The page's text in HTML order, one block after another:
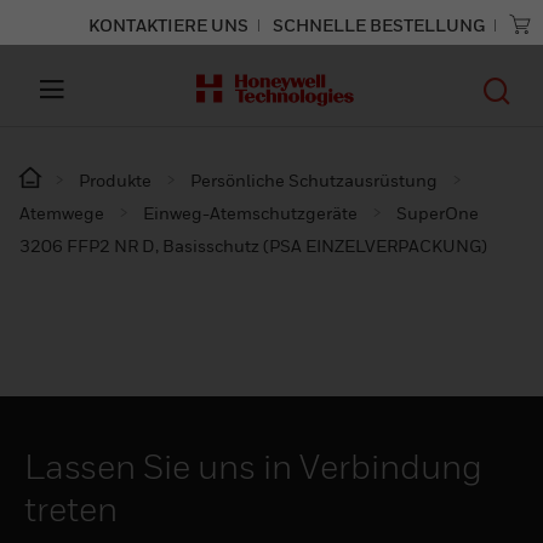
KONTAKTIERE UNS SCHNELLE BESTELLUNG
Produkte
Persönliche Schutzausrüstung
Atemwege
Einweg-Atemschutzgeräte
SuperOne
3206 FFP2 NR D, Basisschutz (PSA EINZELVERPACKUNG)
Lassen Sie uns in Verbindung
treten